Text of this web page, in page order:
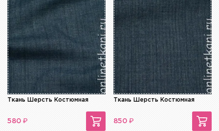
Ткань Шерсть Костюмная
580 ₽
Ткань Шерсть Костюмная
850 ₽